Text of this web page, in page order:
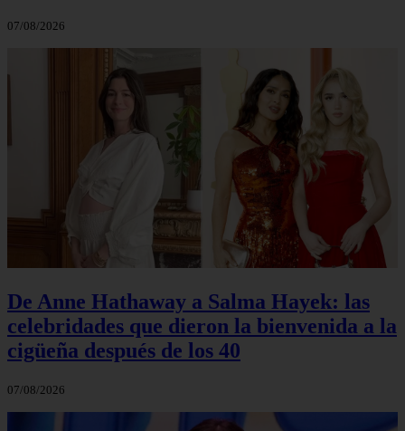
07/08/2026
De Anne Hathaway a Salma Hayek: las
celebridades que dieron la bienvenida a la
cigüeña después de los 40
07/08/2026